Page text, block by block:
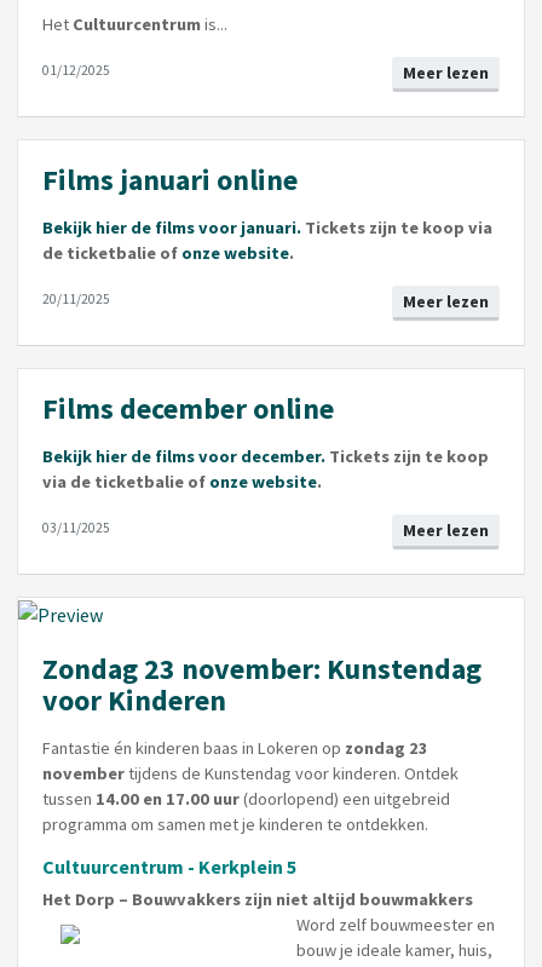
Het Cultuurcentrumis...
Meer lezen
01/12/2025
Films januari online
Bekijk hier de films voor januari. Tickets zijn te koop via
de ticketbalie of onze website.
Meer lezen
20/11/2025
Films december online
Bekijk hier de films voor december. Tickets zijn te koop
via de ticketbalie of onze website.
Meer lezen
03/11/2025
Zondag 23 november: Kunstendag
voor Kinderen
Fantastie én kinderen baas in Lokeren op zondag 23
novembertijdens de Kunstendag voor kinderen. Ontdek
tussen 14.00 en 17.00 uur(doorlopend) een uitgebreid
programma om samen met je kinderen te ontdekken.
Cultuurcentrum - Kerkplein 5
Het Dorp – Bouwvakkers zijn niet altijd bouwmakkers
Word zelf bouwmeester en
bouw je ideale kamer, huis,